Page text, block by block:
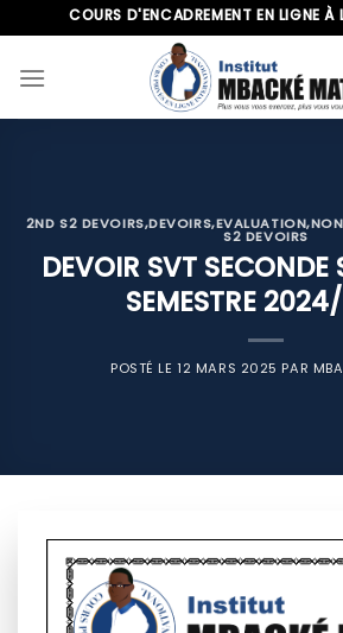
to
content
COURS D'ENCADREMENT EN LIGNE À
2ND S2 DEVOIRS,DEVOIRS,EVALUATION,
S2 DEVOIRS
DEVOIR SVT SECONDE
SEMESTRE
POSTÉ LE12 MARS 2025 PAR